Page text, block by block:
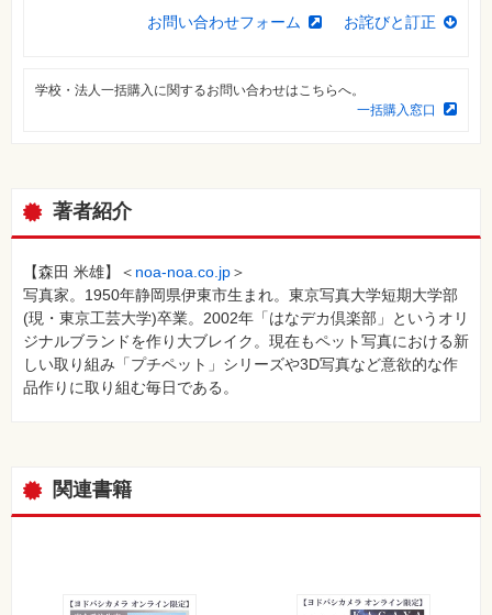
素
ソ
コ
ン・
ビ
ー
Club
Impress
ロ
グ
ト
シ
お問い合わせフォーム お詫びと訂正
学校・法人一括購入に関するお問い合わせはこちらへ。
一括購入窓口
著者紹介
【森田 米雄】＜ noa-noa.co.jp＞
写真家。1950年静岡県伊東市生まれ。東京写真大学短期大学部
(現・東京工芸大学)卒業。2002年「はなデカ倶楽部」というオリ
ジナルブランドを作り大ブレイク。現在もペット写真における新
しい取り組み「プチペット」シリーズや3D写真など意欲的な作
品作りに取り組む毎日である。
関連書籍